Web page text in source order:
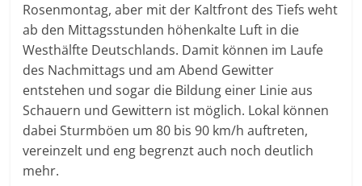
Rosenmontag, aber mit der Kaltfront des Tiefs weht
ab den Mittagsstunden höhenkalte Luft in die
Westhälfte Deutschlands. Damit können im Laufe
des Nachmittags und am Abend Gewitter
entstehen und sogar die Bildung einer Linie aus
Schauern und Gewittern ist möglich. Lokal können
dabei Sturmböen um 80 bis 90 km/h auftreten,
vereinzelt und eng begrenzt auch noch deutlich
mehr.